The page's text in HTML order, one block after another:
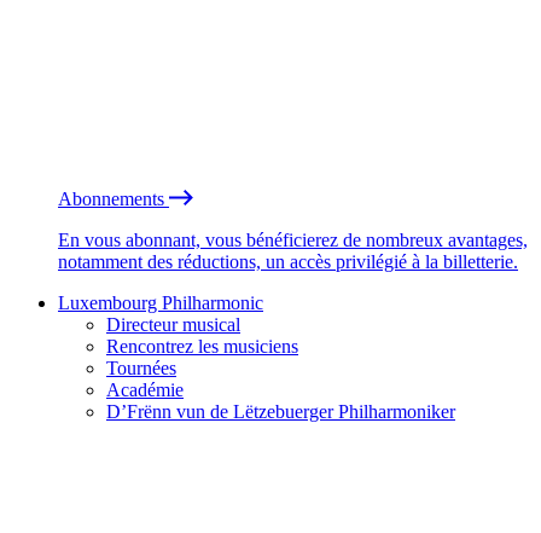
Abonnements
En vous abonnant, vous bénéficierez de nombreux avantages,
notamment des réductions, un accès privilégié à la billetterie.
Luxembourg Philharmonic
Directeur musical
Rencontrez les musiciens
Tournées
Académie
D’Frënn vun de Lëtzebuerger Philharmoniker